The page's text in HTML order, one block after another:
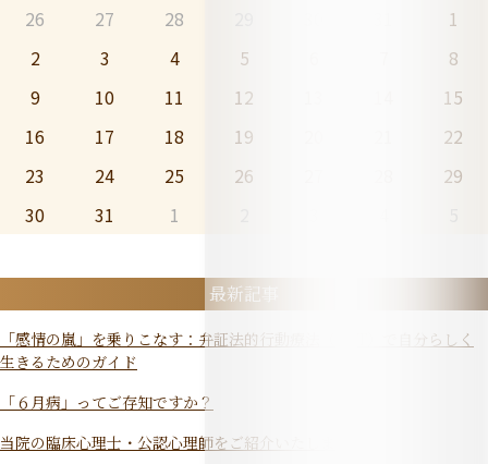
26 27 28
1
2
3 4 5
8
9
10 11 12
15
16
17 18 19
22
23
24 25 26
29
30
31 1
最新記事
「感情の嵐」を乗りこなす：弁証法的行動療法（DBT）で自分らしく
生きるためのガイド
「６月病」ってご存知ですか？
当院の臨床心理士・公認心理師をご紹介いたします